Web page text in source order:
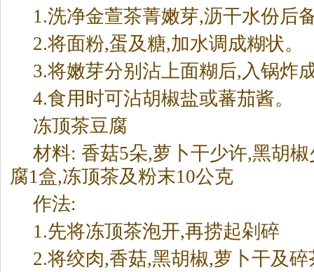
1.洗净金萱茶菁嫩芽,沥干水份后
2.将面粉,蛋及糖,加水调成糊状。
3.将嫩芽分别沾上面糊后,入锅炸
4.食用时可沾胡椒盐或蕃茄酱。
冻顶茶豆腐
材料: 香菇5朵,萝卜干少许,黑胡
腐1盒,冻顶茶及粉末10公克
作法:
1.先将冻顶茶泡开,再捞起剁碎
2.将绞肉,香菇,黑胡椒,萝卜干及碎